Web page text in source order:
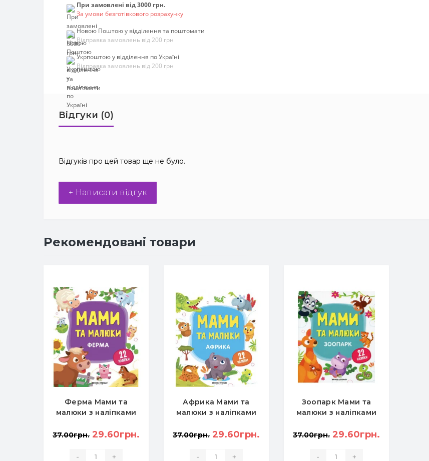
При замовлені від 3000 грн.
За умови безготівкового розрахунку
Новою Поштою у відділення та поштомати
Відправка замовлень від 200 грн
Укрпоштою у відділення по Україні
Відправка замовлень від 200 грн
Відгуки (0)
Відгуків про цей товар ще не було.
+ Написати відгук
Рекомендовані товари
Ферма Мами та
малюки з наліпками
37.00грн. 29.60грн.
- +
Африка Мами та
малюки з наліпками
37.00грн. 29.60грн.
- +
Зоопарк Мами та
малюки з наліпками
37.00грн. 29.60грн.
- +